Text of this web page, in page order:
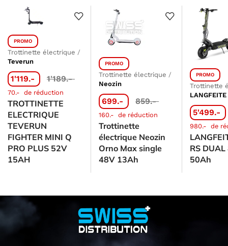
PROMO
Trottinette électrique /
Teverun
1'119.- 1'189.-
70.- de réduction
TROTTINETTE
ELECTRIQUE
TEVERUN
FIGHTER MINI Q
PRO PLUS 52V
15AH
PROMO
Trottinette électrique /
Neozin
699.- 859.-
160.- de réduction
Trottinette
électrique Neozin
Orno Max single
48V 13Ah
PROMO
Trottinette
LANGFEITE
5'499.-
980.- de
RS
50Ah